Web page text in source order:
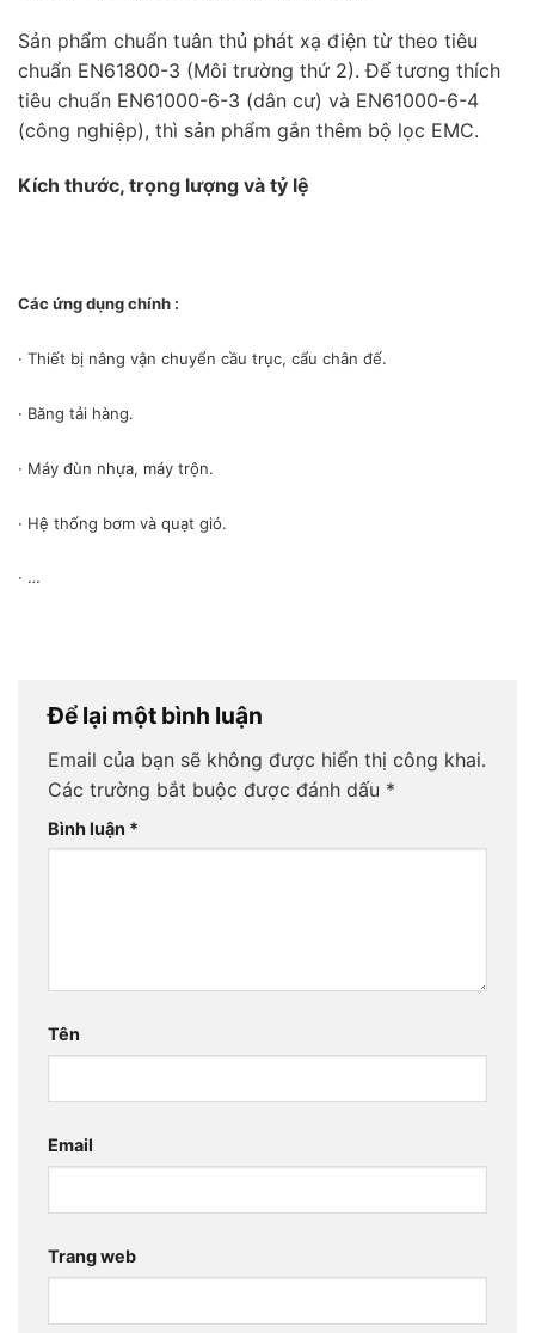
Sản phẩm chuẩn tuân thủ phát xạ điện từ theo tiêu
chuẩn EN61800-3 (Môi trường thứ 2). Để tương thích
tiêu chuẩn EN61000-6-3 (dân cư) và EN61000-6-4
(công nghiệp), thì sản phẩm gắn thêm bộ lọc EMC.
Kích thước, trọng lượng và tỷ lệ
Các ứng dụng chính :
· Thiết bị nâng vận chuyển cầu trục, cẩu chân đế.
· Băng tải hàng.
· Máy đùn nhựa, máy trộn.
· Hệ thống bơm và quạt gió.
· …
Để lại một bình luận
Email của bạn sẽ không được hiển thị công khai.
Các trường bắt buộc được đánh dấu *
Bình luận *
Tên
Email
Trang web